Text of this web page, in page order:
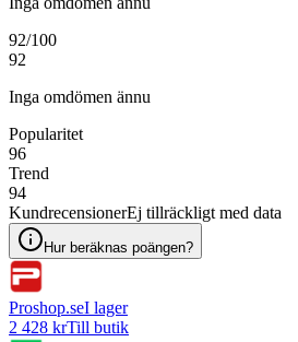
92/100
92
Inga omdömen ännu
Popularitet
96
Trend
94
KundrecensionerEj tillräckligt med data
Hur beräknas poängen?
Proshop.seI lager
2 428 krTill butik